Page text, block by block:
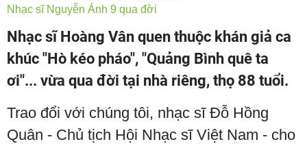
Nhạc sĩ Nguyễn Ánh 9 qua đời
Nhạc sĩ Hoàng Vân quen thuộc khán giả ca
khúc "Hò kéo pháo", "Quảng Bình quê ta
ơi"... vừa qua đời tại nhà riêng, thọ 88 tuổi.
Trao đổi với chúng tôi, nhạc sĩ Đỗ Hồng
Quân - Chủ tịch Hội Nhạc sĩ Việt Nam - cho